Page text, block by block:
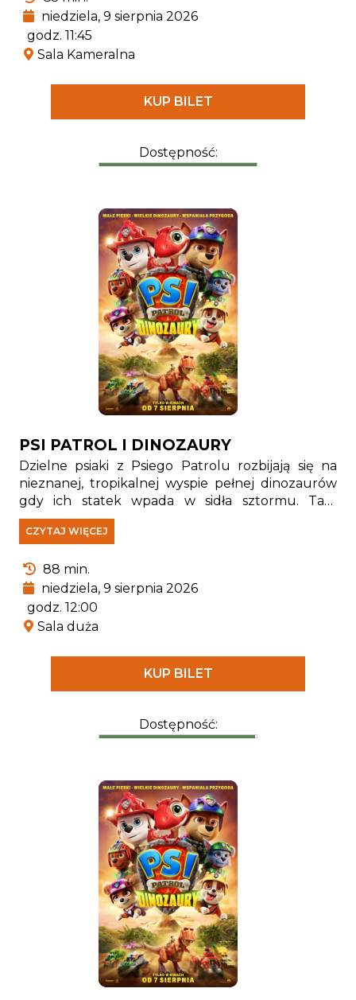
pełen jest czekających go wyzwań, porzuca
rodzinne strony, by walczyć ze złem i nieść
pomoc słabszym.
niedziela, 9 sierpnia 2026
godz. 11:45
Sala Kameralna
KUP BILET
Dostępność:
PSI PATROL I DINOZAURY
Dzielne psiaki z Psiego Patrolu rozbijają się na
nieznanej, tropikalnej wyspie pełnej dinozaurów
gdy ich statek wpada w sidła sztormu. Tam
spotykają Rexa — szczeniaka, który od lat jest
uwięziony na wyspie i stał się prawdziwym
pradawnymi gadami.
CZYTAJ WIĘCEJ
88 min.
niedziela, 9 sierpnia 2026
godz. 12:00
Sala duża
KUP BILET
Dostępność: